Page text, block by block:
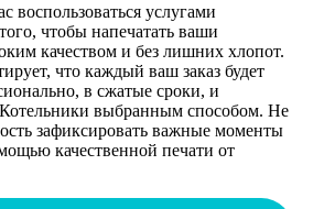
воспользоваться услугами
чтобы напечатать ваши
качеством и без лишних хлопот.
что каждый ваш заказ будет
в сжатые сроки, и
Котельники выбранным способом. Не
зафиксировать важные моменты
качественной печати от